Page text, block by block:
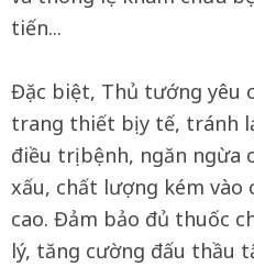
tiến...
Đặc biệt, Thủ tướng yêu
trang thiết bị y tế, tránh
điều trị bệnh, ngăn ngừa
xấu, chất lượng kém vào
cao. Đảm bảo đủ thuốc
lý, tăng cường đấu thầu